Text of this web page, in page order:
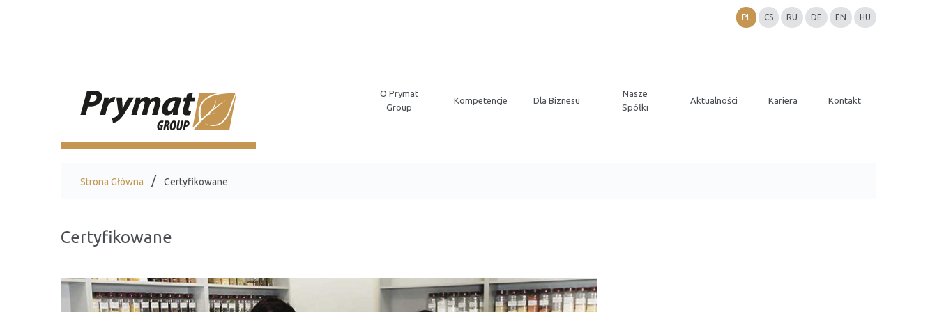
PL CS RU DE EN HU
O Prymat
Group
Kompetencje Dla Biznesu
Nasze
Spółki
Aktualności Kariera Kontakt
Strona Główna Certyfikowane
Certyfikowane